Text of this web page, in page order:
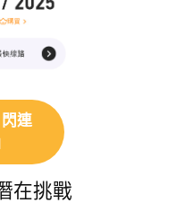
連
在挑戰